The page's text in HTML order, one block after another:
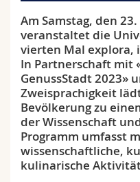
Interfakultär
Doktorierende
MyUnifr
Am Samstag, den
veranstaltet die
vierten Mal explora,
In Partnerschaft mit
GenussStadt 2023»
Zweisprachigkeit
Bevölkerung zu
der Wissenschaft
Programm umfasst
wissenschaftliche,
kulinarische